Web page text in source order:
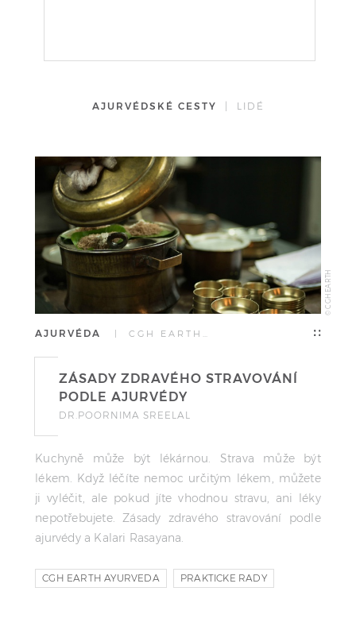
AJURVÉDSKÉ CESTY | LIDÉ
© CGH EARTH
AJURVÉDA | CGH EARTH…
ZÁSADY ZDRAVÉHO STRAVOVÁNÍ
PODLE AJURVÉDY
DR.POORNIMA SREELAL
Kuchyně může být lékárnou. Strava může být
lékem. Když léčíte nemoc určitým lékem, můžete
ji vyléčit, ale pokud jíte vhodnou stravu, ani léky
nepotřebujete. Zásady zdravého stravování podle
ajurvédy a Kalari Rasayana.
CGH EARTH AYURVEDA PRAKTICKE RADY